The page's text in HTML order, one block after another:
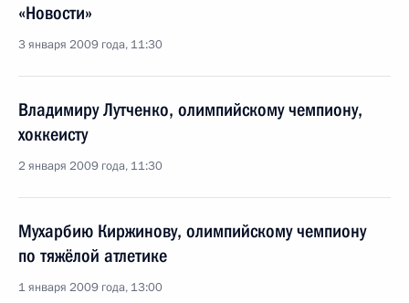
«Новости»
3 января 2009 года, 11:30
Владимиру Лутченко, олимпийскому чемпиону,
хоккеисту
2 января 2009 года, 11:30
Мухарбию Киржинову, олимпийскому чемпиону
по тяжёлой атлетике
1 января 2009 года, 13:00